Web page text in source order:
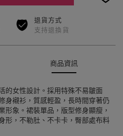
退貨方式
支持退換貨
商品資訊
的女性設計。採用特殊不易皺面
身襯衫，質感輕盈，長時間穿著仍
形象。裙裝單品，版型修身顯瘦，
形，不勒肚、不卡卡，臀部處布料